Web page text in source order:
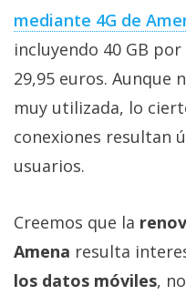
mediante 4G de
incluyendo 40 GB
29,95 euros. Aunque
muy utilizada, lo
conexiones resultan
usuarios.
Creemos que la
Amena resulta
los datos móviles,